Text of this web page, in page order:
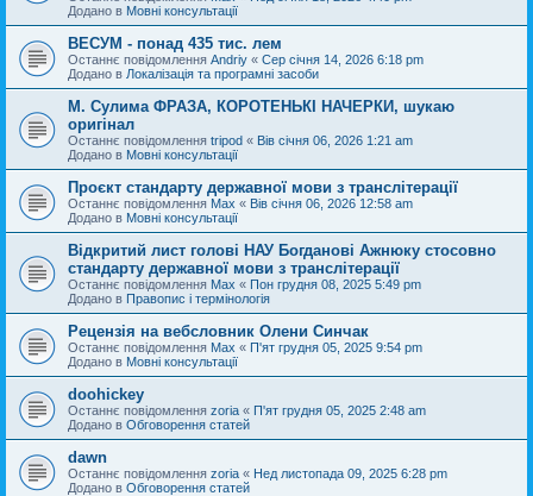
Додано в Мовні консультації
ВЕСУМ - понад 435 тис. лем
Останнє повідомлення Andriy « Сер січня 14, 2026 6:18 pm
Додано в Локалізація та програмні засоби
М. Сулима ФРАЗА, КОРОТЕНЬКІ НАЧЕРКИ, шукаю
оригінал
Останнє повідомлення tripod « Вів січня 06, 2026 1:21 am
Додано в Мовні консультації
Проєкт стандарту державної мови з транслітерації
Останнє повідомлення Max « Вів січня 06, 2026 12:58 am
Додано в Мовні консультації
Відкритий лист голові НАУ Богданові Ажнюку стосовно
стандарту державної мови з транслітерації
Останнє повідомлення Max « Пон грудня 08, 2025 5:49 pm
Додано в Правопис і термінологія
Рецензія на вебсловник Олени Синчак
Останнє повідомлення Max « П'ят грудня 05, 2025 9:54 pm
Додано в Мовні консультації
doohickey
Останнє повідомлення zoria « П'ят грудня 05, 2025 2:48 am
Додано в Обговорення статей
dawn
Останнє повідомлення zoria « Нед листопада 09, 2025 6:28 pm
Додано в Обговорення статей